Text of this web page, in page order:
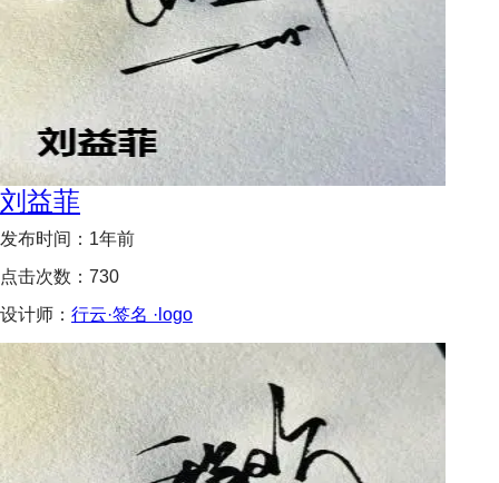
刘益菲
发布时间： 1年前
点击次数： 730
设计师： 行云·签名 ·logo